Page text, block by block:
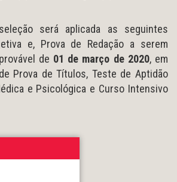
será aplicada as seguintes
e, Prova de Redação a serem
de 01 de março de 2020, em
Prova de Títulos, Teste de Aptidão
e Psicológica e Curso Intensivo